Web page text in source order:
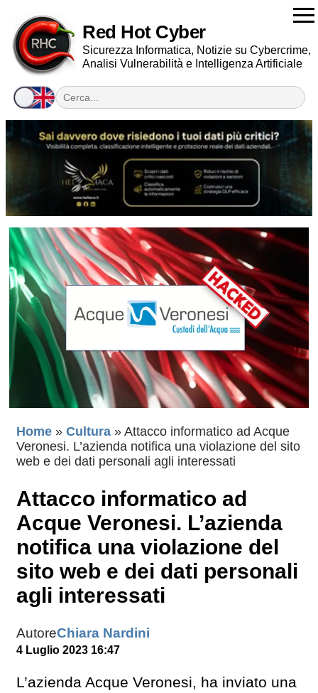
Red Hot Cyber
Sicurezza Informatica, Notizie su Cybercrime,
Analisi Vulnerabilità e Intelligenza Artificiale
Home » Cultura » Attacco informatico ad Acque
Veronesi. L’azienda notifica una violazione del sito
web e dei dati personali agli interessati
Attacco informatico ad
Acque Veronesi. L’azienda
notifica una violazione del
sito web e dei dati personali
agli interessati
AutoreChiara Nardini
4 Luglio 2023 16:47
L’azienda Acque Veronesi, ha inviato una